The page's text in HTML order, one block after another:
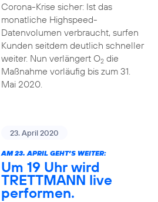
Corona-Krise sicher: Ist das
monatliche Highspeed-
Datenvolumen verbraucht, surfen
Kunden seitdem deutlich schneller
weiter. Nun verlängert O2die
Maßnahme vorläufig bis zum 31.
Mai 2020.
23. April 2020
AM 23. APRIL GEHT’S WEITER:
Um 19 Uhr wird
TRETTMANN live
performen.